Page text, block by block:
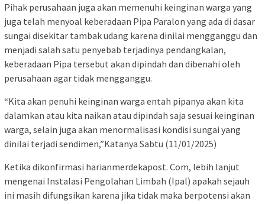
Pihak perusahaan juga akan memenuhi keinginan warga yang
juga telah menyoal keberadaan Pipa Paralon yang ada di dasar
sungai disekitar tambak udang karena dinilai mengganggu dan
menjadi salah satu penyebab terjadinya pendangkalan,
keberadaan Pipa tersebut akan dipindah dan dibenahi oleh
perusahaan agar tidak mengganggu.
“Kita akan penuhi keinginan warga entah pipanya akan kita
dalamkan atau kita naikan atau dipindah saja sesuai keinginan
warga, selain juga akan menormalisasi kondisi sungai yang
dinilai terjadi sendimen,”Katanya Sabtu (11/01/2025)
Ketika dikonfirmasi harianmerdekapost. Com, lebih lanjut
mengenai Instalasi Pengolahan Limbah (Ipal) apakah sejauh
ini masih difungsikan karena jika tidak maka berpotensi akan